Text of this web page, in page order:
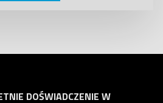
DOŚWIADCZENIE W